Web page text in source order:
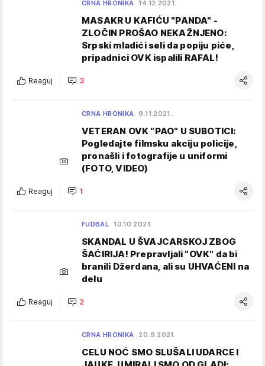
CRNA HRONIKA 14.12.2021.
MASAKR U KAFIĆU "PANDA" -
ZLOČIN PROŠAO NEKAŽNJENO:
Srpski mladići seli da popiju piće,
pripadnici OVK ispalili RAFAL!
Reaguj 3
CRNA HRONIKA 9.11.2021.
VETERAN OVK "PAO" U SUBOTICI:
Pogledajte filmsku akciju policije,
pronašli i fotografije u uniformi
(FOTO, VIDEO)
Reaguj 1
FUDBAL 10.10.2021.
SKANDAL U ŠVAJCARSKOJ ZBOG
ŠAĆIRIJA! Prepravljali "OVK" da bi
branili Džerdana, ali su UHVAĆENI na
delu
Reaguj 2
CRNA HRONIKA 20.9.2021.
CELU NOĆ SMO SLUŠALI UDARCE I